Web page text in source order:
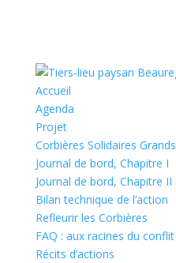
Accueil
Agenda
Projet
Corbières Solidaires
Journal de bord, Chapitre I
Journal de bord, Chapitre
Bilan technique de l’action
Refleurir les Corbières
FAQ : aux racines du conflit
Récits d’actions